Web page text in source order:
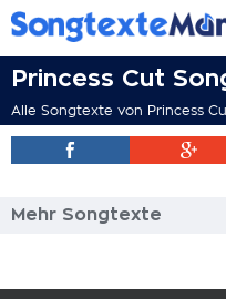
Princess Cut
Alle Songtexte von Princess
Mehr Songtexte